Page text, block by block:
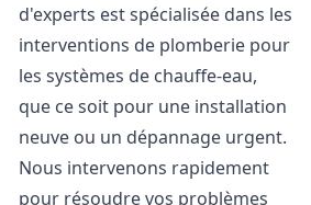
d'experts est spécialisée dans les
interventions de plomberie pour
les systèmes de chauffe-eau,
que ce soit pour une installation
neuve ou un dépannage urgent.
Nous intervenons rapidement
pour résoudre vos problèmes